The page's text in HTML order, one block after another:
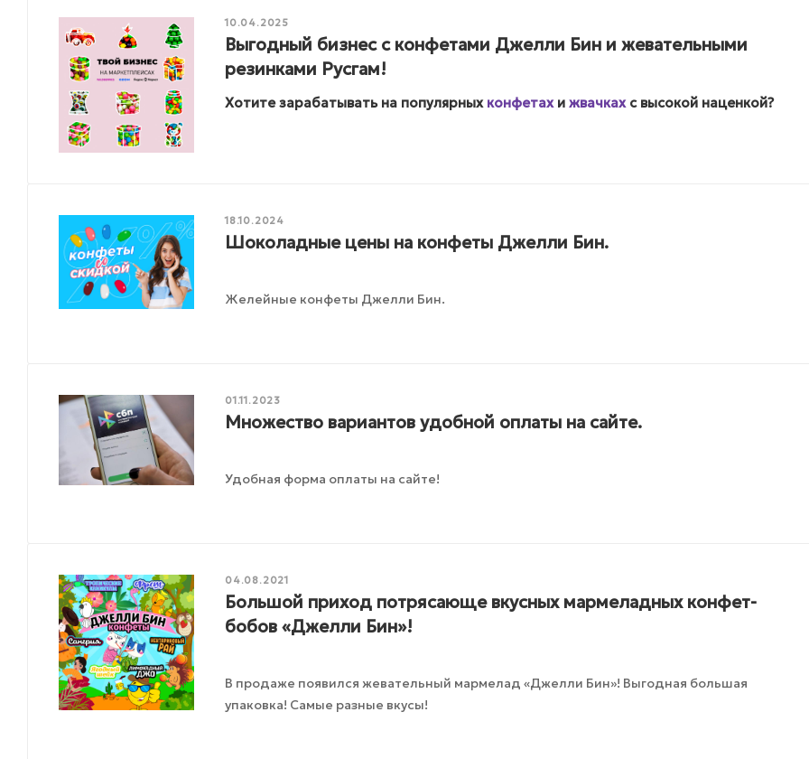
10.04.2025
Выгодный бизнес с конфетами Джелли Бин и жевательными
резинками Русгам!
Хотите зарабатывать на популярных конфетахижвачкахс высокой наценкой?
18.10.2024
Шоколадные цены на конфеты Джелли Бин.
Желейные конфеты Джелли Бин.
01.11.2023
Множество вариантов удобной оплаты на сайте.
Удобная форма оплаты на сайте!
04.08.2021
Большой приход потрясающе вкусных мармеладных конфет-
бобов «Джелли Бин»!
В продаже появился жевательный мармелад «Джелли Бин»! Выгодная большая
упаковка! Самые разные вкусы!